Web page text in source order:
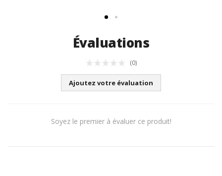
Évaluations
(0)
Ajoutez votre évaluation
Soyez le premier à évaluer ce produit!